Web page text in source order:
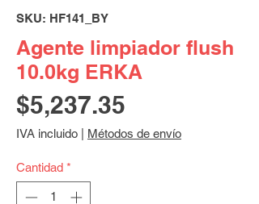
SKU: HF141_BY
Agente limpiador flush
10.0kg ERKA
$5,237.35
IVA incluido Métodos de envío
Cantidad *